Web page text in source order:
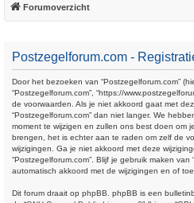
Forumoverzicht
Postzegelforum.com -
Door het bezoeken van “Postzegelforum.com”
“Postzegelforum.com”, “https://
de voorwaarden. Als je niet akkoord gaat met
“Postzegelforum.com” dan niet langer. We
moment te wijzigen en zullen ons best doen om
brengen, het is echter aan te raden om zelf de
wijzigingen. Ga je niet akkoord met deze
“Postzegelforum.com”. Blijf je gebruik maken van
automatisch akkoord met de wijzigingen en of
Dit forum draait op phpBB. phpBB is een